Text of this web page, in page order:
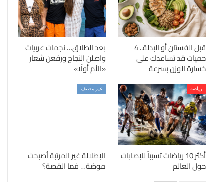
قبل الفستان أو البدلة.. 4
حميات قد تساعدك على
خسارة الوزن بسرعة
بعد الطلاق… نجمات عربيات
واصلن النجاح ورفعن شعار
«الأم أولًا»
رياضة
أكثر 10 رياضات تسبباً للإصابات
حول العالم
غير مصنف
الإطلالة غير المرتبة أصبحت
موضة… فما القصة؟